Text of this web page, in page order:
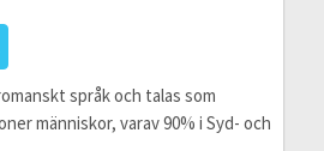
språk och talas som
människor, varav 90% i Syd- och